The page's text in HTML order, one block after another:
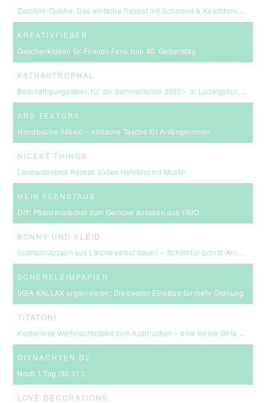
Zucchini-Quiche: Das einfache Rezept mit Schmand & Kirschtomaten
KREATIVFIEBER
Geschenkideen für Friends Fans zum 40. Geburtstag
KATHASTROPHAL
Beschäftigungsideen für die Sommerferien 2026 – in Ludwigsburg, Stuttgart & Umgebung
ARS TEXTURA
Handtasche häkeln – einfache Tasche für Anfängerinnen
NICEST THINGS
Leopardenbrot Rezept: süßes Hefebrot mit Muster
MEIN FEENSTAUB
DIY: Pflanzenstecker zum Gemüse aussäen aus FIMO
BONNY UND KLEID
Sichtschutzzaun aus Lärche selbst bauen – Schritt-für-Schritt-Anleitung & Kosten
SCHERELEIMPAPIER
IKEA KALLAX organisieren: Die besten Einsätze für mehr Ordnung
TITATONI
Kostenlose Weihnachtsdeko zum Ausdrucken – eine kleine Girlande für euer Zuhause ☆
DIYNACHTEN.DE
Noch 1 Tag (30.11.)
LOVE DECORATIONS